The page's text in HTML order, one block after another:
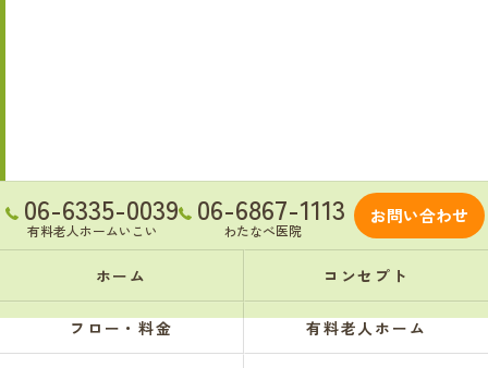
06-6335-0039
有料老人ホームいこい
06-6867-1113
わたなべ医院
お問い合わせ
ホーム コンセプト
フロー・料金 有料老人ホーム